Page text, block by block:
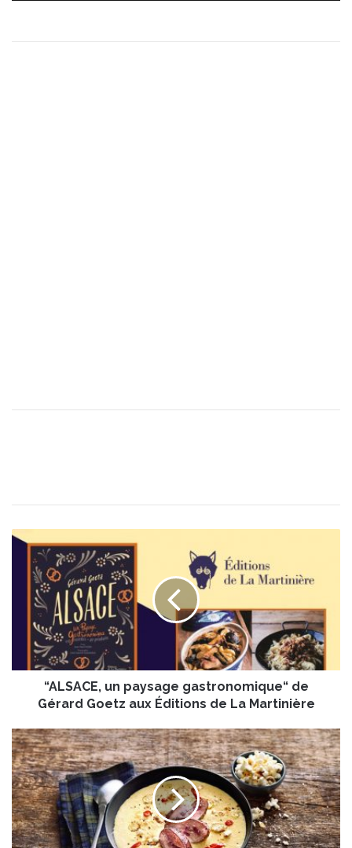
“
u
y
s
a
g
e
g
a
“ALSACE, un paysage gastronomique“ de
Gérard Goetz aux Éditions de La Martinière
C
r
è
m
e
d
e